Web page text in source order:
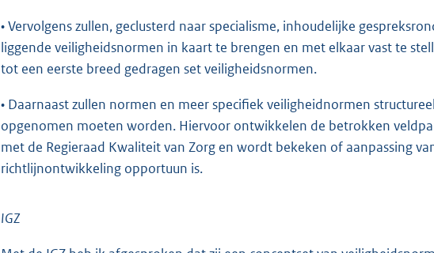
• Vervolgens zullen, geclusterd naar specialisme, inhoudelijke
liggende veiligheidsnormen in kaart te brengen en met elkaar vast te
tot een eerste breed gedragen set veiligheidsnormen.
• Daarnaast zullen normen en meer specifiek veiligheidnormen
opgenomen moeten worden. Hiervoor ontwikkelen de betrokken
met de Regieraad Kwaliteit van Zorg en wordt bekeken of aanpassing
richtlijnontwikkeling opportuun is.
IGZ